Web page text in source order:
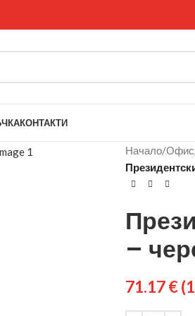
КОНТАКТИ
Начало/Офис
–
71.17€